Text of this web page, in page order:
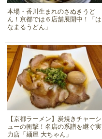
本場・香川生まれのさぬきうど
ん！京都では６店舗展開中！「は
なまるうどん」
【京都ラーメン】炭焼きチャーシ
ューの衝撃！名店の系譜を継ぐ実
力店「麺屋 大ちゃん」